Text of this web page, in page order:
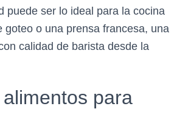
puede ser lo ideal para la cocina
goteo o una prensa francesa, una
calidad de barista desde la
para